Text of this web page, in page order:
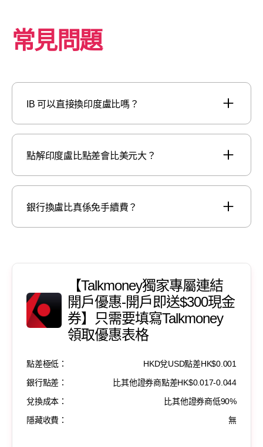
常見問題
IB 可以直接換印度盧比嗎？
點解印度盧比點差會比美元大？
銀行換盧比真係免手續費？
【Talkmoney獨家專屬連結
開戶優惠-開戶即送$300現金
券】只需要填寫Talkmoney
領取優惠表格
點差極低：
HKD兌USD點差HK$0.001
銀行點差：
比其他證券商點差HK$0.017-0.044
兌換成本：
比其他證券商低90%
隱藏收費：
無